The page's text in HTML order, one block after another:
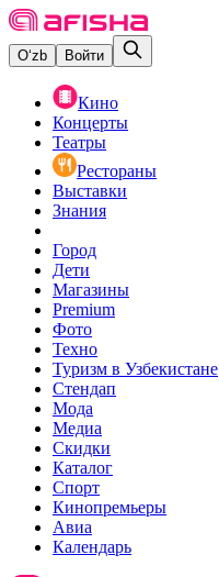
O‘zb Войти
Кино
Концерты
Театры
Рестораны
Выставки
Знания
Город
Дети
Магазины
Premium
Фото
Техно
Туризм в Узбекистане
Стендап
Мода
Медиа
Скидки
Каталог
Спорт
Кинопремьеры
Авиа
Календарь